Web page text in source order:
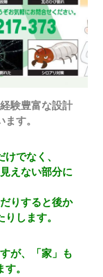
験豊富な設計
す。
でなく、
えない部分に
りすると後か
します。
が、「家」も
。